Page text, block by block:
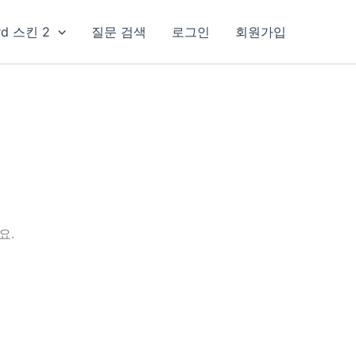
스킨 2 질문 검색 로그인 회원가입
.